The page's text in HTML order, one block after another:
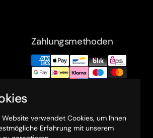
Zahlungsmethoden
Website verwendet Cookies, um Ihnen
Erfahrung mit unserem